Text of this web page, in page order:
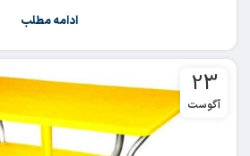
ادامه مطلب
23
آگوست